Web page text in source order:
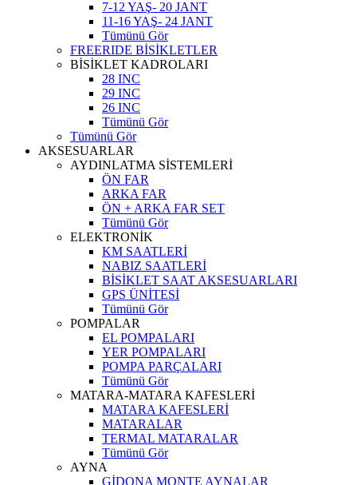
7-12 YAŞ- 20 JANT
11-16 YAŞ- 24 JANT
Tümünü Gör
FREERIDE BİSİKLETLER
BİSİKLET KADROLARI
28 INC
29 INC
26 INC
Tümünü Gör
Tümünü Gör
AKSESUARLAR
AYDINLATMA SİSTEMLERİ
ÖN FAR
ARKA FAR
ÖN + ARKA FAR SET
Tümünü Gör
ELEKTRONİK
KM SAATLERİ
NABIZ SAATLERİ
BİSİKLET SAAT AKSESUARLARI
GPS ÜNİTESİ
Tümünü Gör
POMPALAR
EL POMPALARI
YER POMPALARI
POMPA PARÇALARI
Tümünü Gör
MATARA-MATARA KAFESLERİ
MATARA KAFESLERİ
MATARALAR
TERMAL MATARALAR
Tümünü Gör
AYNA
GİDONA MONTE AYNALAR